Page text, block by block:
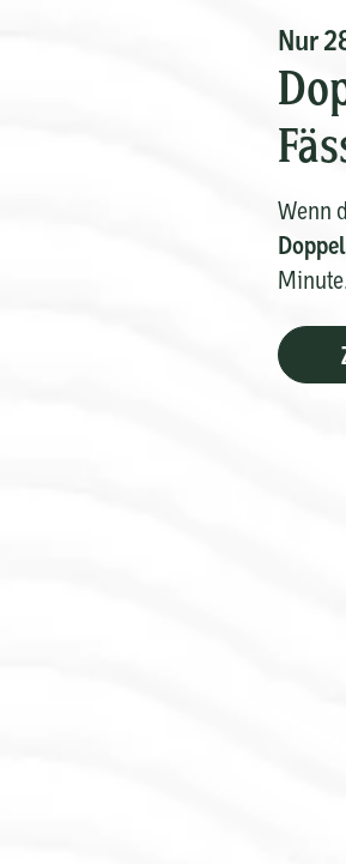
Nur
Wenn
Minute.